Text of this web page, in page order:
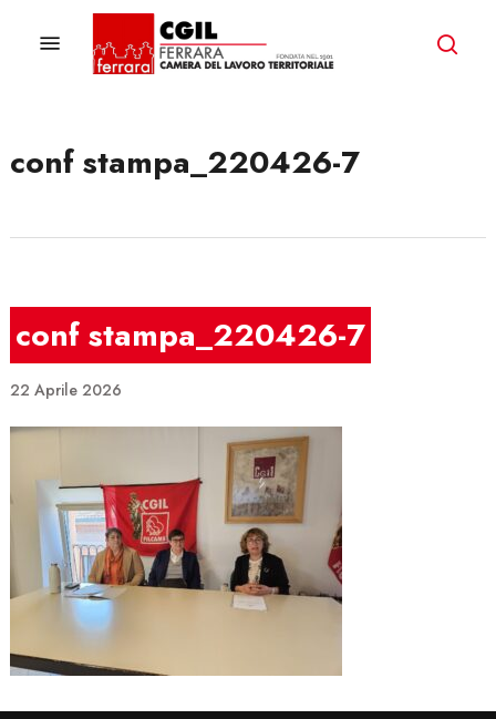
Menu
conf stampa_220426-7
conf stampa_220426-7
22 Aprile 2026